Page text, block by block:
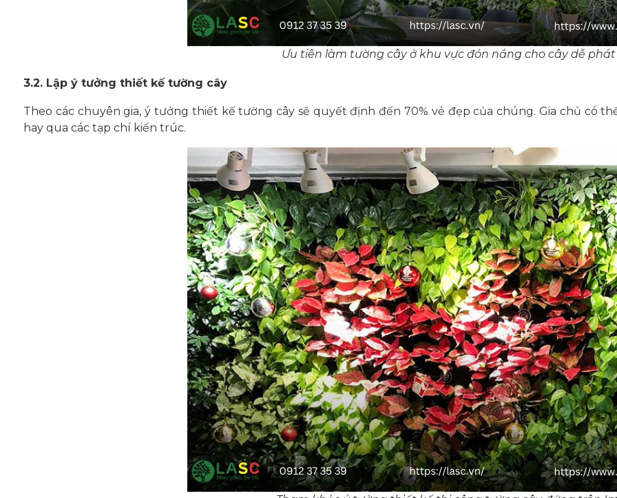
Ưu tiên làm tường cây ở khu vực đón nắng cho cây dễ
3.2. Lập ý tưởng thiết kế tường cây
Theo các chuyên gia, ý tưởng thiết kế tường cây sẽ quyết định đến 70% vẻ đẹp của chúng. Gia chủ có
hay qua các tạp chí kiến trúc.